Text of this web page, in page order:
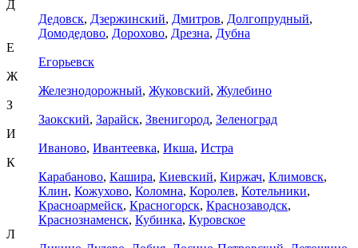
Д
Дедовск, Дзержинский, Дмитров, Долгопрудный,
Домодедово, Дорохово, Дрезна, Дубна
Е
Егорьевск
Ж
Железнодорожный, Жуковский, Жулебино
З
Заокский, Зарайск, Звенигород, Зеленоград
И
Иваново, Ивантеевка, Икша, Истра
К
Карабаново, Кашира, Киевский, Киржач, Климовск,
Клин, Кожухово, Коломна, Королев, Котельники,
Красноармейск, Красногорск, Краснозаводск,
Краснознаменск, Кубинка, Куровское
Л